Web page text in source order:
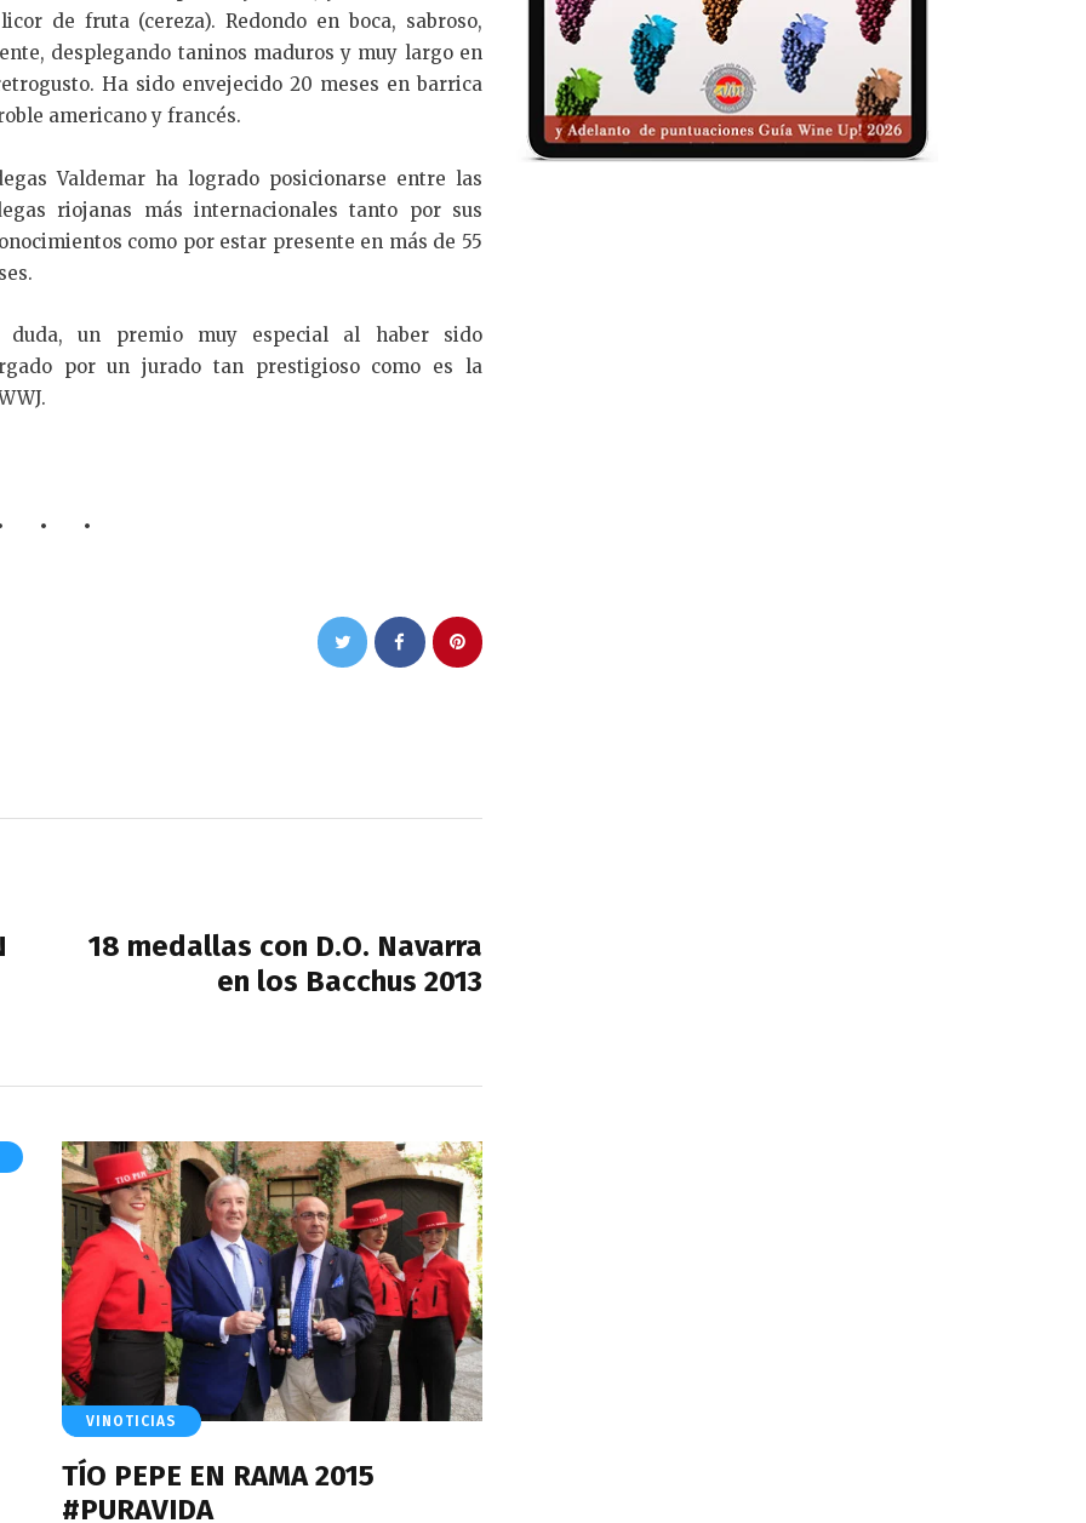
de fruta (cereza). Redondo en boca, sabroso,
desplegando taninos maduros y muy largo en
Ha sido envejecido 20 meses en barrica
americano y francés.
Valdemar ha logrado posicionarse entre las
riojanas más internacionales tanto por sus
como por estar presente en más de 55
duda, un premio muy especial al haber sido
por un jurado tan prestigioso como es la
18 medallas con D.O. Navarra
en los Bacchus 2013
VINOTICIAS
TÍO PEPE EN RAMA 2015
#PURAVIDA